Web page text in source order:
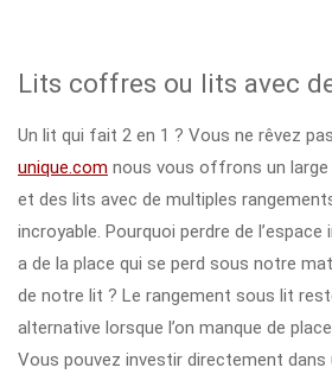
Lits coffres ou lits avec
Un lit qui fait 2 en 1 ? Vous ne rêvez
unique.com nous vous offrons un large
et des lits avec de multiples
incroyable. Pourquoi perdre de l’espace
a de la place qui se perd sous notre
de notre lit ? Le rangement sous lit
alternative lorsque l’on manque de
Vous pouvez investir directement dans